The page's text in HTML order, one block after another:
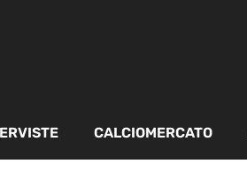
CALCIOMERCATO